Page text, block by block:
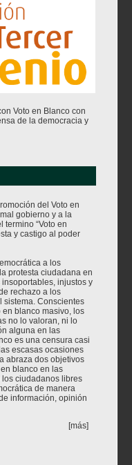
Voto en Blanco con
de la democracia y
del Voto en
gobierno y a la
“Voto en
y castigo al poder
a los
protesta ciudadana en
injustos y
rechazo a los
sistema. Conscientes
blanco masivo, los
no lo valoran, ni lo
alguna en las
es una censura casi
escasas ocasiones
abraza dos objetivos
blanco en las
ciudadanos libres
de manera
información, opinión
[más]